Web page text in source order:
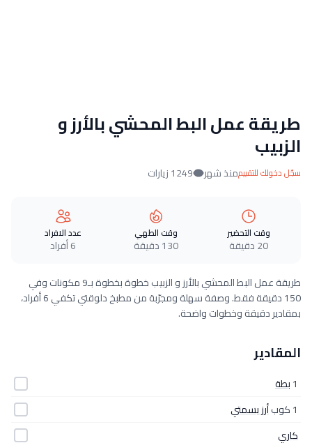
طريقة عمل البط المحشي بالأرز و
الزبيب
سجّل دخولك للتقييممنذ شهر 1249 زيارات
وقت التحضير
20 دقيقة
وقت الطهي
130 دقيقة
عدد الافراد
6 أفراد
طريقة عمل البط المحشي بالأرز و الزبيب خطوة بخطوة بـ9 مكونات وفي
150 دقيقة فقط. وصفة سهلة ومجرّبة من مطبخ دلوقتي تكفي 6 أفراد،
بمقادير دقيقة وخطوات واضحة.
المقادير
1بطة
1 كوب
أرز بسمتي
كاري